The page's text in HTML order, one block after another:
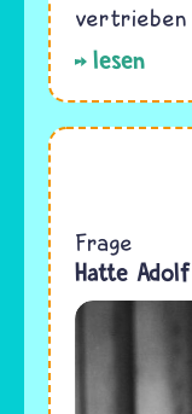
vertrieben
lesen
Allgemein
Frage
Hatte